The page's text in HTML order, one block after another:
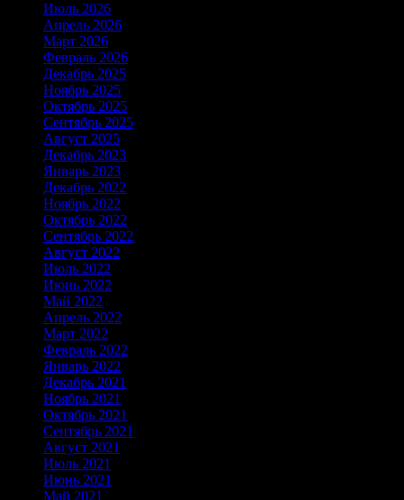
Июль 2026
Апрель 2026
Март 2026
Февраль 2026
Декабрь 2025
Ноябрь 2025
Октябрь 2025
Сентябрь 2025
Август 2025
Декабрь 2023
Январь 2023
Декабрь 2022
Ноябрь 2022
Октябрь 2022
Сентябрь 2022
Август 2022
Июль 2022
Июнь 2022
Май 2022
Апрель 2022
Март 2022
Февраль 2022
Январь 2022
Декабрь 2021
Ноябрь 2021
Октябрь 2021
Сентябрь 2021
Август 2021
Июль 2021
Июнь 2021
Май 2021